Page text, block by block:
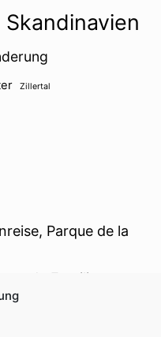
Skandinavien
Zillertal
Parque de la
Familia,